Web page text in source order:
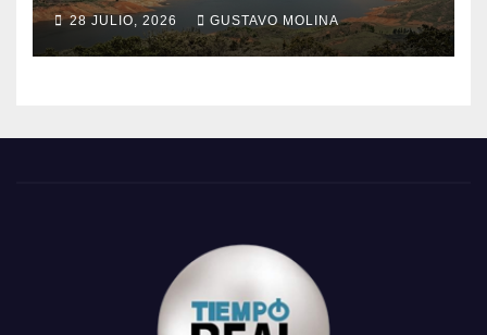
28 JULIO, 2026 GUSTAVO MOLINA